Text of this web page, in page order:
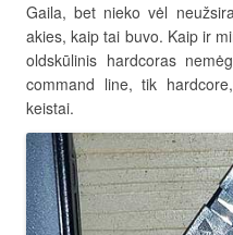
Gaila, bet nieko vėl
akies, kaip tai buvo. Kaip ir
oldskūlinis hardcoras
command line, tik
keistai.